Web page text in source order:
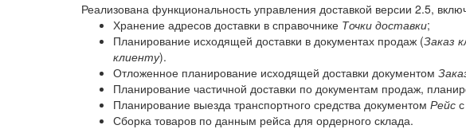
Реализована функциональность управления доставкой версии 2.5,
Хранение адресов доставки в справочнике Точки доставки;
Планирование исходящей доставки в документах продаж (Заказ
клиенту).
Отложенное планирование исходящей доставки документом
Планирование частичной доставки по документам продаж,
Планирование выезда транспортного средства документом Рейс
Сборка товаров по данным рейса для ордерного склада.